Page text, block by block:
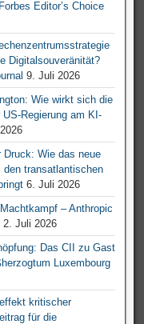
Editor’s Choice
Digitalsouveränität?
9. Juli 2026
Wie wirkt sich die
Regierung am KI-
Druck: Wie das neue
den transatlantischen
6. Juli 2026
– Anthropic
2. Juli 2026
Das CII zu Gast
Luxembourg
kritischer
für die